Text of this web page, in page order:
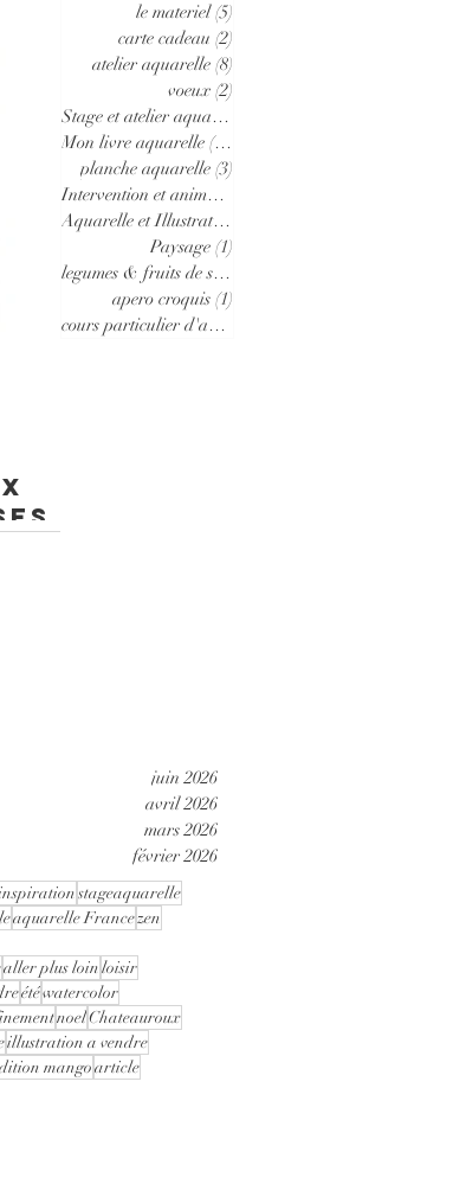
le materiel (5)
carte cadeau (2)
atelier aquarelle (8)
voeux (2)
Stage et atelier aquarelle d'été
Mon livre aquarelle (10)
planche aquarelle (3)
Intervention et animation en école
Aquarelle et Illustrations a vendre
Paysage (1)
legumes & fruits de saison
apero croquis (1)
cours particulier d'aquarelle
juin 2026
avril 2026
mars 2026
février 2026
stageaquarelle
aquarelle Francezen
aller plus loinloisir
étéwatercolor
noelChateauroux
illustration a vendre
mangoarticle